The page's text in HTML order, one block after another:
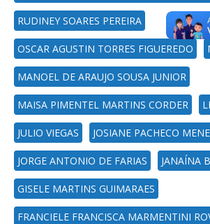
RUDINEY SOARES PEREIRA
OSCAR AGUSTIN TORRES FIGUEREDO
MANOEL DE ARAUJO SOUSA JUNIOR
MAISA PIMENTEL MARTINS CORDER
JULIO VIEGAS JOSIANE PACHECO
JORGE ANTONIO DE FARIAS JANAÍNA
GISELE MARTINS GUIMARAES
FRANCIELE FRANCISCA MARMENTINI